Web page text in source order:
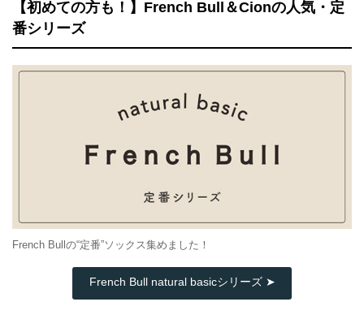
【初めての方も！】French Bull＆Cionの人気・定
番シリーズ
French Bullの“定番”ソックス集めました！
French Bull natural basicシリーズ ➤